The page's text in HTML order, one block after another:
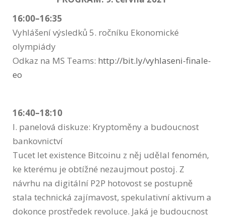
16:00–16:35
Vyhlášení výsledků 5. ročníku Ekonomické
olympiády
Odkaz na MS Teams: http://bit.ly/vyhlaseni-finale-
eo
16:40–18:10
I. panelová diskuze: Kryptoměny a budoucnost
bankovnictví
Tucet let existence Bitcoinu z něj udělal fenomén,
ke kterému je obtížné nezaujmout postoj. Z
návrhu na digitální P2P hotovost se postupně
stala technická zajímavost, spekulativní aktivum a
dokonce prostředek revoluce. Jaká je budoucnost